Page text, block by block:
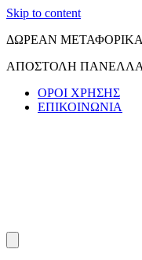
Skip to content
ΔΩΡΕΑΝ
ΑΠΟΣΤΟΛΗ
ΟΡΟΙ ΧΡΗΣΗΣ
ΕΠΙΚΟΙΝΩΝΙΑ